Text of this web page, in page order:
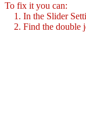
To fix it you can:
1. In the Slider
2. Find the double